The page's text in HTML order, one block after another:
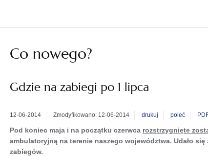
Co nowego?
Gdzie na zabiegi po 1 lipca
12-06-2014 Zmodyfikowano: 12-06-2014 drukuj poleć
Pod koniec maja i na początku czerwca rozstrzygnięte
ambulatoryjnąna terenie naszego województwa. Udało
zabiegów.